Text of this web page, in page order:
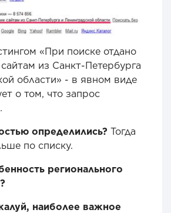
«При поиске отдано
из Санкт-Петербурга
области» - в явном виде
о том, что запрос
определились? Тогда
по списку.
регионального
наиболее важное